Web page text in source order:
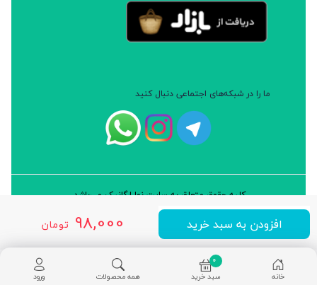
98,000 تومان افزودن به سبد خرید
ما را در شبکه‌های اجتماعی دنبال کنید
کلیه حقوق متعلق به سایت نوا ارگانیک می‌باشد.
طراحی و توسعه: شرکت داده پردازان سورن ایرانیان (نرم افزار سارب)
خانه
0
سبد خرید
همه محصولات ورود